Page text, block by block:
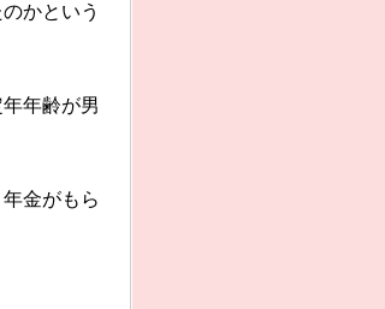
かという
年齢が男
金がもら